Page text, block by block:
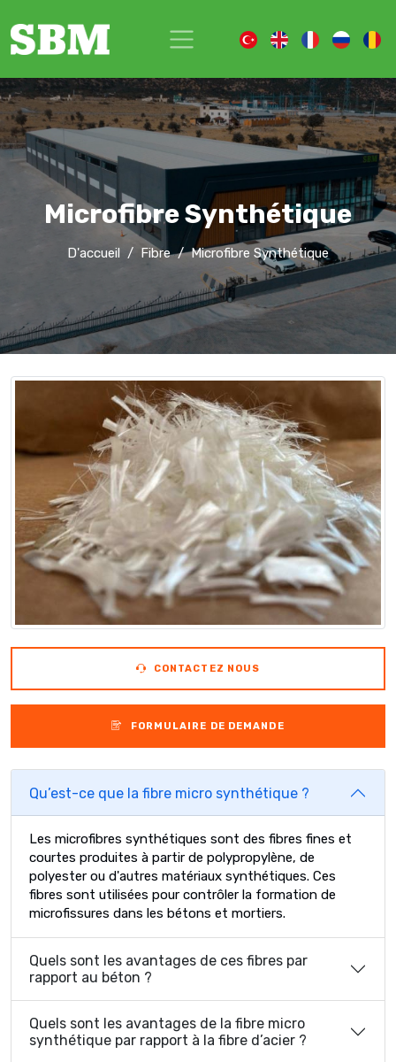
Microfibre Synthétique
D'accueil Fibre Microfibre Synthétique
CONTACTEZ NOUS
FORMULAIRE DE DEMANDE
Qu’est-ce que la fibre micro synthétique ?
Les microfibres synthétiques sont des fibres fines et
courtes produites à partir de polypropylène, de
polyester ou d'autres matériaux synthétiques. Ces
fibres sont utilisées pour contrôler la formation de
microfissures dans les bétons et mortiers.
Quels sont les avantages de ces fibres par
rapport au béton ?
Quels sont les avantages de la fibre micro
synthétique par rapport à la fibre d’acier ?